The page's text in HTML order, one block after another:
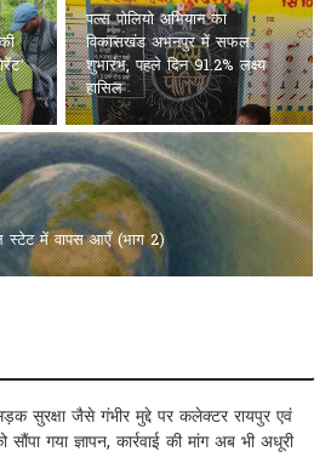
पल्स पोलियो अभियान का
विकासखंड अभनपुर में सफल
शुभारंभ, पहले दिन 91.2% लक्ष्य
हासिल
स्टेट में वापस आएँ (भाग 2)
सुरक्षा जैसे गंभीर मुद्दे पर कलेक्टर रायपुर एवं
गया ज्ञापन, कार्रवाई की मांग अब भी अधूरी